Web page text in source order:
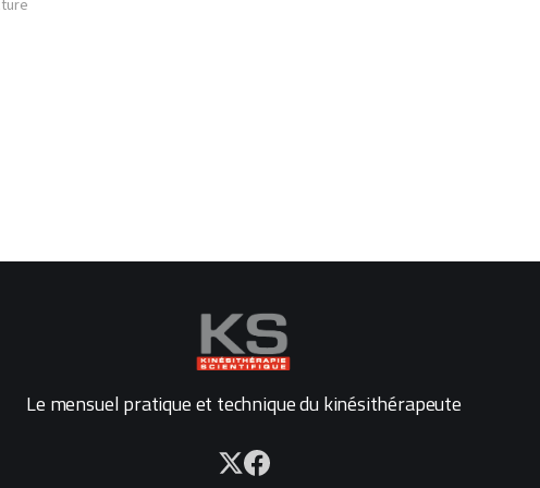
Le mensuel pratique et technique du kinésithérapeute